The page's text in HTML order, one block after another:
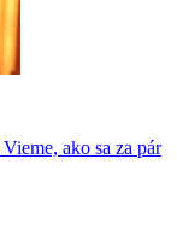
ako sa za pár